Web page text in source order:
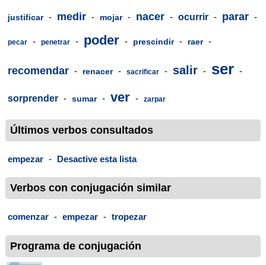
justificar - medir - mojar - nacer - ocurrir - parar -
pecar - penetrar - poder - prescindir - raer -
recomendar - renacer - sacrificar - salir - ser -
sorprender - sumar - ver - zarpar
Últimos verbos consultados
empezar - Desactive esta lista
Verbos con conjugación similar
comenzar - empezar - tropezar
Programa de conjugación